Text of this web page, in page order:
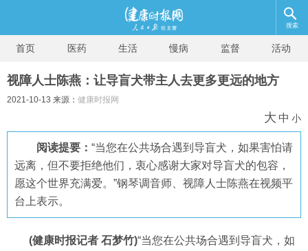
搜索
首页 医药 生活 慢病 监督 活动
视障人士陈燕：让导盲犬带主人去更多更远的地方
2021-10-13 来源： 健康时报网
大 中 小
阅读提要： “当您在公共场合遇到导盲犬，如果害怕请
远离，但不要拒绝他们，衷心感谢大家对导盲犬的包容，
愿这个世界充满爱。”钢琴调音师、视障人士陈燕在视频平
台上表示。
(健康时报记者 石梦竹)“当您在公共场合遇到导盲犬，如